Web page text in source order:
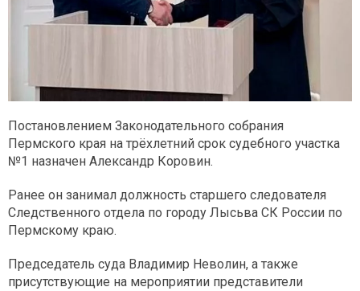
Постановлением Законодательного собрания
Пермского края на трёхлетний срок судебного участка
№1 назначен Александр Коровин.
Ранее он занимал должность старшего следователя
Следственного отдела по городу Лысьва СК России по
Пермскому краю.
Председатель суда Владимир Неволин, а также
присутствующие на мероприятии представители